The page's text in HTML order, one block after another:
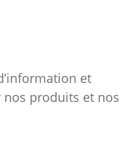
et
produits et nos